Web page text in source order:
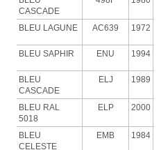
CASCADE
BLEU LAGUNE AC639 1972
BLEU SAPHIR ENU 1994
BLEU
CASCADE
ELJ 1989
BLEU RAL
5018
ELP 2000
BLEU
CELESTE
EMB 1984